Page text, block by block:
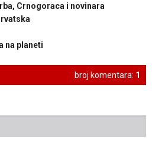
Crnogoraca i novinara
na planeti
broj komentara: 1